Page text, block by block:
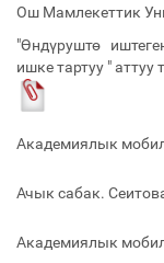
Ош Мамлекеттик
"Өндүруштө
ишке тартуу " аттуу
Академиялык
Ачык сабак.
Академиялык